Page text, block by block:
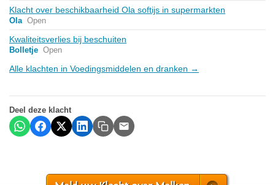
Klacht over beschikbaarheid Ola softijs in supermarkten
Ola Open
Kwaliteitsverlies bij beschuiten
Bolletje Open
Alle klachten in Voedingsmiddelen en dranken →
Deel deze klacht